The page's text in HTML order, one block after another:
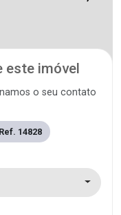
este imóvel
o seu contato
Ref. 14828